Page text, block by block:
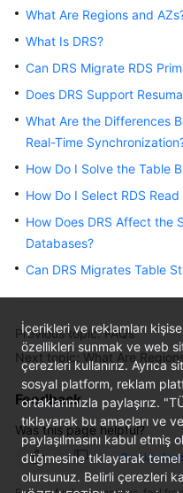
Overview
Billing
Getting
User
Guide
Practices
Security
API
Reference
SDK
Reference
FAQs
What Are Regions and
What Is DRS?
Can DRS Migrate RDS
Does DRS Support
What Are the Differences
Real-Time
How Do I Solve the Table
How Do I Select RDS
How Does DRS Affect the
Databases?
Can DRS Migrates Table
Previous topic: FAQs
Next topic: What Are
Feedback
Was this page helpful?
Provide
İçerikleri ve reklamları
özellikleri sunmak ve web
çerezleri kullanırız. Ayrıca
sosyal platform, reklam
ortaklarımızla paylaşırız.
tıklayarak bu amaçları ve
paylaşılmasını kabul etmiş
düğmesine tıklayarak
olursunuz. Belirli çerezleri